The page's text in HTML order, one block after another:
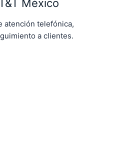
México
atención telefónica,
a clientes.